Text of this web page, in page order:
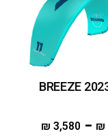
קייט 2023 BREEZE
₪
–
₪ 3,580